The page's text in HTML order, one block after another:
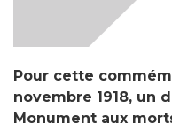
Pour cette
novembre 1918, un
Monument aux